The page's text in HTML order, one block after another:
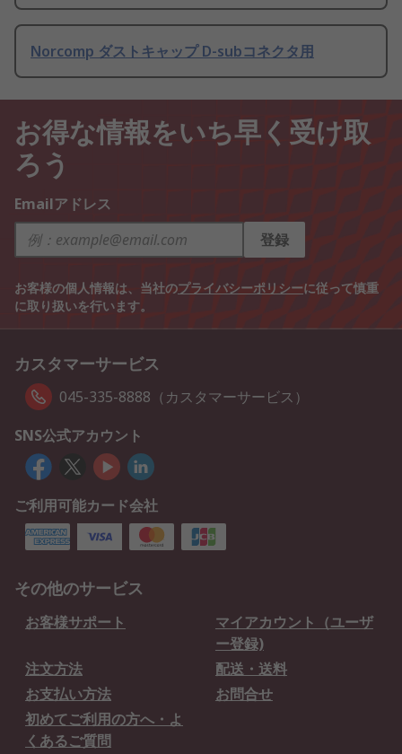
Norcomp ダストキャップ D-subコネクタ用
お得な情報をいち早く受け取
ろう
Emailアドレス
登録
お客様の個人情報は、当社のプライバシーポリシーに従って慎重
に取り扱いを行います。
カスタマーサービス
045-335-8888（カスタマーサービス）
SNS公式アカウント
ご利用可能カード会社
その他のサービス
お客様サポート
マイアカウント（ユーザ
ー登録)
注文方法
配送・送料
お支払い方法
お問合せ
初めてご利用の方へ・よ
くあるご質問